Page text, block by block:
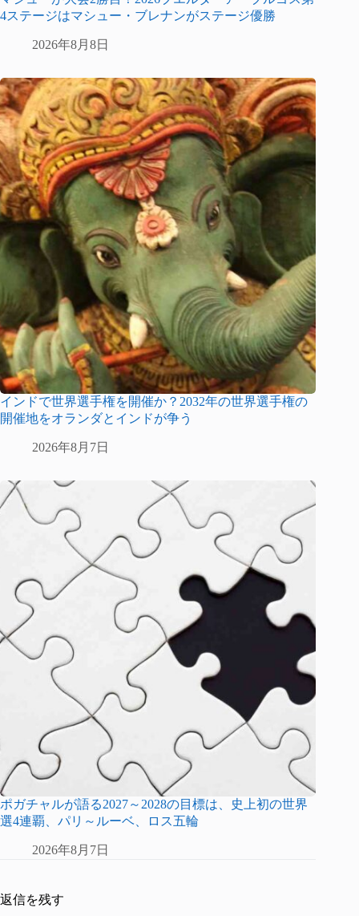
4ステージはマシュー・ブレナンがステージ優勝
2026年8月8日
インドで世界選手権を開催か？2032年の世界選手権の
開催地をオランダとインドが争う
2026年8月7日
ポガチャルが語る2027～2028の目標は、史上初の世界
選4連覇、パリ～ルーベ、ロス五輪
2026年8月7日
返信を残す